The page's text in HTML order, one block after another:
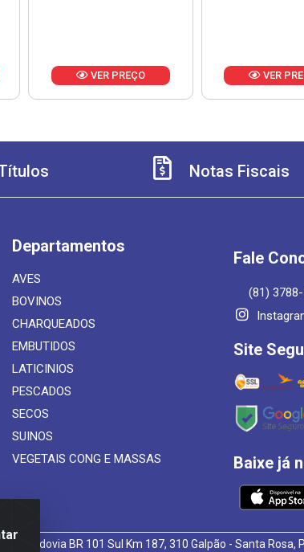
VER PREÇO VER
Notas Fiscais
Departamentos
AVES
BOVINOS
CHARQUEADOS
EMBUTIDOS
LATICINIOS
PESCADOS
SECOS
SUINOS
VEGETAIS CONG E MASSAS
Fale
(81)
Site
Baixe já
- Rodovia BR 101 Sul Km 187, 310 Galpão - Santa Rosa,